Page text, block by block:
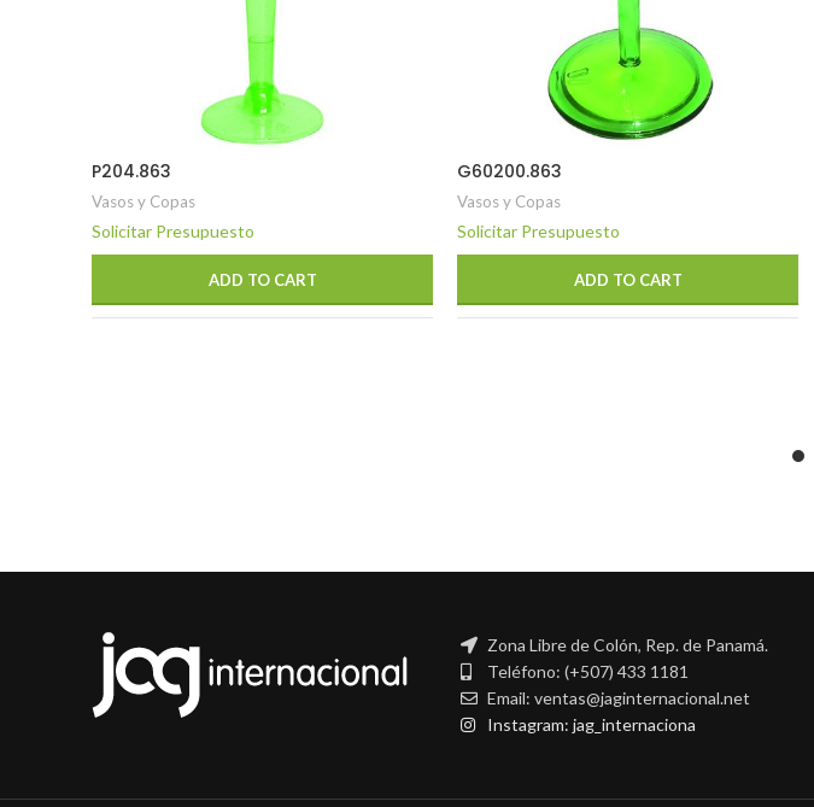
P204.863
Vasos y Copas
Solicitar Presupuesto
ADD TO CART
G60200.863
Vasos y Copas
Solicitar Presupuesto
ADD TO CART
Zona Libre de Colón, Rep. de Panamá.
Teléfono: (+507) 433 1181
Email: ventas@jaginternacional.net
Instagram: jag_internaciona